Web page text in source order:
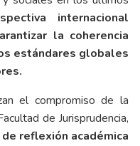
internacional
la coherencia
estándares globales
el compromiso de la
de Jurisprudencia,
reflexión académica